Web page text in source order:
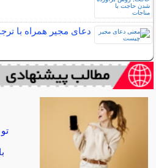
دعای مجیر همراه با